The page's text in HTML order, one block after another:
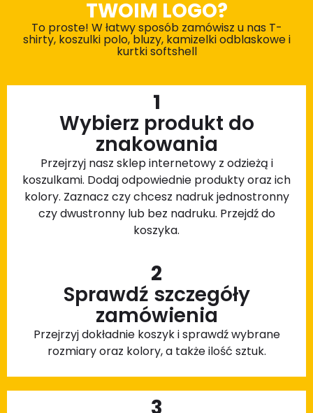
TWOIM LOGO?
To proste! W łatwy sposób zamówisz u nas T-
shirty, koszulki polo, bluzy, kamizelki odblaskowe i
kurtki softshell
1
Wybierz produkt do
znakowania
Przejrzyj nasz sklep internetowy z odzieżą i
koszulkami. Dodaj odpowiednie produkty oraz ich
kolory. Zaznacz czy chcesz nadruk jednostronny
czy dwustronny lub bez nadruku. Przejdź do
koszyka.
2
Sprawdź szczegóły
zamówienia
Przejrzyj dokładnie koszyk i sprawdź wybrane
rozmiary oraz kolory, a także ilość sztuk.